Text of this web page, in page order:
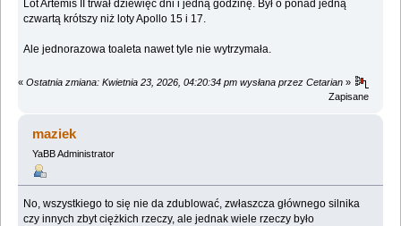
Lot Artemis II trwał dziewięć dni i jedną godzinę. Był o ponad jedną
czwartą krótszy niż loty Apollo 15 i 17.
Ale jednorazowa toaleta nawet tyle nie wytrzymała.
« Ostatnia zmiana: Kwietnia 23, 2026, 04:20:34 pm wysłana przez Cetarian »
Zapisane
maziek
YaBB Administrator
No, wszystkiego to się nie da zdublować, zwłaszcza głównego silnika
czy innych zbyt ciężkich rzeczy, ale jednak wiele rzeczy było